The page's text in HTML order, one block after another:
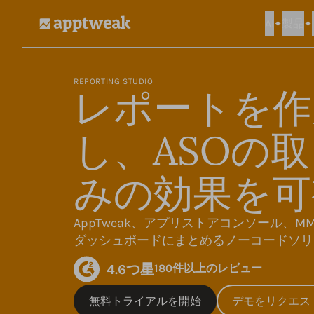
REPORTING STUDIO
レポートを
し、ASOの
みの効果を
AppTweak、アプリストアコンソール、
ダッシュボードにまとめるノーコードソ
4.6つ星180件以上のレビュー
無料トライアルを開始 デモをリクエス